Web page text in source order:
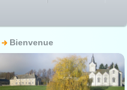
Bienvenue